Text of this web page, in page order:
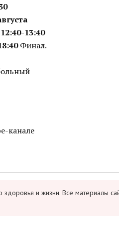
12:40-13:40
Финал.
канале
и жизни. Все материалы